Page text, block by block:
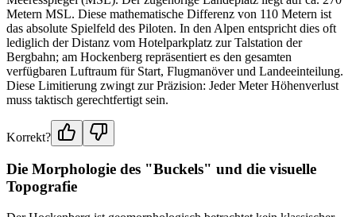
Metern MSL. Diese mathematische Differenz von 110 Metern ist
das absolute Spielfeld des Piloten. In den Alpen entspricht dies oft
lediglich der Distanz vom Hotelparkplatz zur Talstation der
Bergbahn; am Hockenberg repräsentiert es den gesamten
verfügbaren Luftraum für Start, Flugmanöver und Landeeinteilung.
Diese Limitierung zwingt zur Präzision: Jeder Meter Höhenverlust
muss taktisch gerechtfertigt sein.
Korrekt?
Die Morphologie des "Buckels" und die visuelle
Topografie